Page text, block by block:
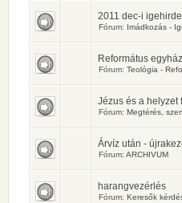
2011 dec-i
Fórum: Imádkozás -
Református
Fórum: Teológia -
Jézus és a helyzet
Fórum: Megtérés,
Árvíz után -
Fórum: ARCHIVUM
harangvezérlés
Fórum: Keresők